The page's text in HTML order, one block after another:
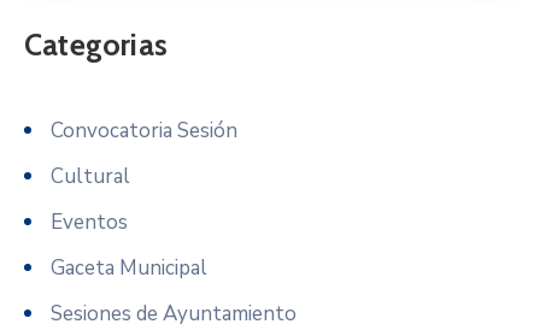
Categorias
Convocatoria Sesión
Cultural
Eventos
Gaceta Municipal
Sesiones de Ayuntamiento